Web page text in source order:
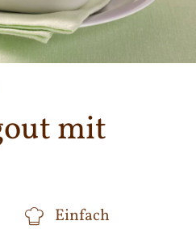
mit
Einfach